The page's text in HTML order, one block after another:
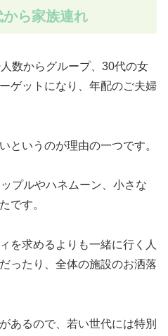
ら家族連れ
数からグループ、30代の女
ゲットになり、年配のご夫婦
というのが理由の一つです。
プルやハネムーン、小さな
です。
を求めるよりも一緒に行く人
ったり、全体の施設のお洒落
あるので、若い世代には特別